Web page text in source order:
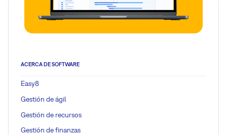
ACERCA DE SOFTWARE
Easy8
Gestión de ágil
Gestión de recursos
Gestión de finanzas